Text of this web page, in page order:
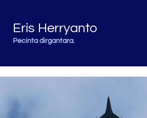
Eris Herryanto
Pecinta dirgantara.